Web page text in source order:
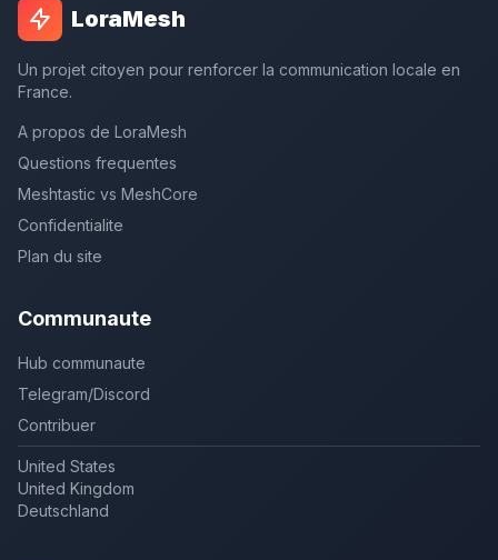
LoraMesh
Un projet citoyen pour renforcer la communication locale en
France.
A propos de LoraMesh
Questions frequentes
Meshtastic vs MeshCore
Confidentialite
Plan du site
Communaute
Hub communaute
Telegram/Discord
Contribuer
United States
United Kingdom
Deutschland